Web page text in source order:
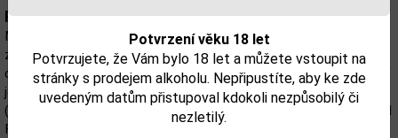
Potvrzení věku 18 let
Potvrzujete, že Vám bylo 18 let a můžete vstoupit na
stránky s prodejem alkoholu. Nepřipustíte, aby ke zde
uvedeným datům přistupoval kdokoli nezpůsobilý či
nezletilý.
Popis:
Malteco Reserva Del Fundador 20 Aňos je nejstarší produkt
značky Malteco. Luxusní směs se skládá z pečlivě vybraných až
dvacetiletých rumů mimořádné kvality. Na rozdíl od mladších verzí
je tato sušší a dubovější. Charakter: tóny tabáku, třtiny, koření
(vanilky), čokolády a ovoce (sušené švestky). Malteco Reserva del
Fundado je rum, který ocení milovníci sladkého guatemalského